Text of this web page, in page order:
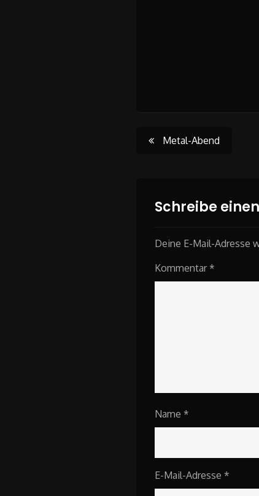
Post
Metal-Abend
Schreibe
Deine E-Mail-Adresse
Kommentar *
Name *
E-Mail-Adresse *